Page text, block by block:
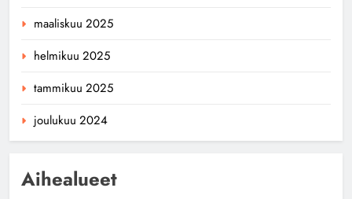
maaliskuu 2025
helmikuu 2025
tammikuu 2025
joulukuu 2024
Aihealueet